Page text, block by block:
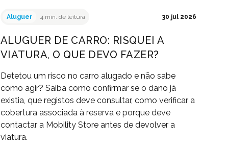
Aluguer 4 min. de leitura 30 jul 2026
ALUGUER DE CARRO: RISQUEI A
VIATURA, O QUE DEVO FAZER?
Detetou um risco no carro alugado e não sabe
como agir? Saiba como confirmar se o dano já
existia, que registos deve consultar, como verificar a
cobertura associada à reserva e porque deve
contactar a Mobility Store antes de devolver a
viatura.